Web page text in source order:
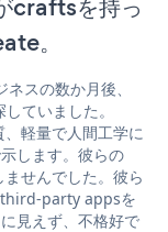
craftsを持っ
。
スの数か月後、
ていました。
軽量で人間工学に
します。彼らの
せんでした。彼ら
party appsを
見えず、不格好で